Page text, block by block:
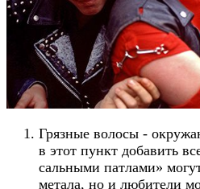
Грязные волосы -
в этот пункт добавить
сальными патлами»
метала, но и любители